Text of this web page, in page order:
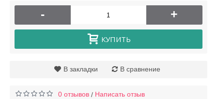
- +
КУПИТЬ
В закладки В сравнение
0 отзывов / Написать отзыв